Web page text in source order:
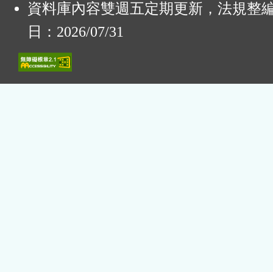
資料庫內容雙週五定期更新，法規整
日：2026/07/31